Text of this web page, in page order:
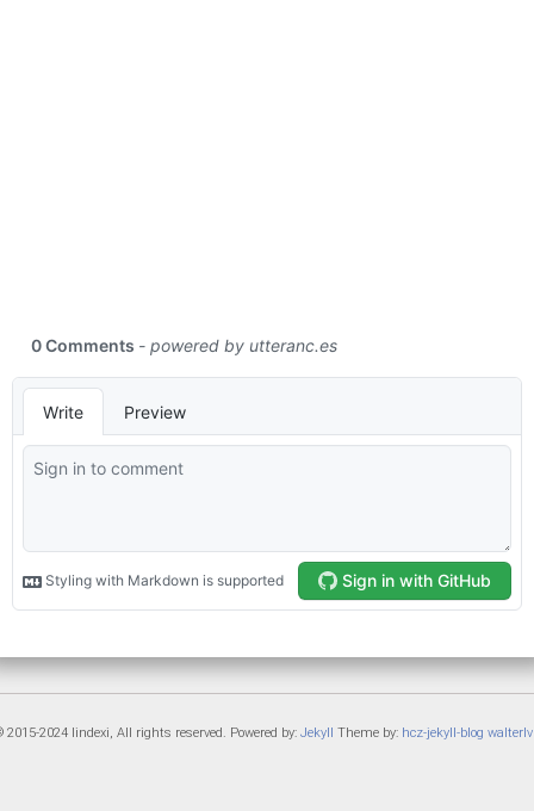
2015-2024 lindexi, All rights reserved. Powered by: Jekyll Theme by: hcz-jekyll-blog walterlv